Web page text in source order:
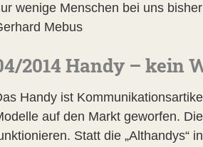
wenige Menschen bei uns
Mebus
2014 Handy – kein
Handy ist
auf den Markt geworfen.
Statt die „Althandys“